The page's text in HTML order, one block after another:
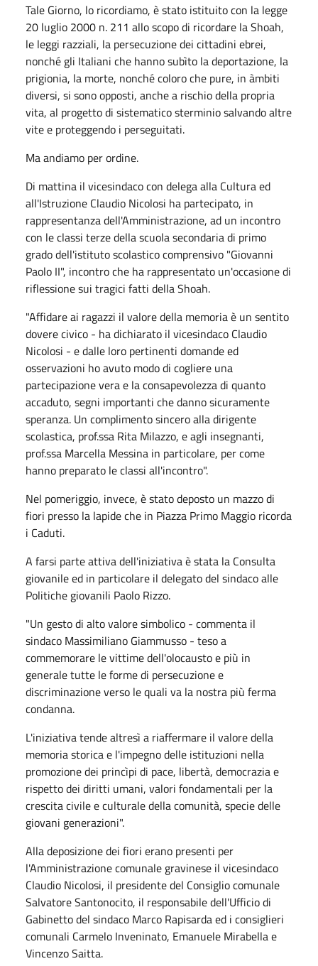
Tale Giorno, lo ricordiamo, è stato istituito con la legge
20 luglio 2000 n. 211 allo scopo di ricordare la Shoah,
le leggi razziali, la persecuzione dei cittadini ebrei,
nonché gli Italiani che hanno subìto la deportazione, la
prigionia, la morte, nonché coloro che pure, in àmbiti
diversi, si sono opposti, anche a rischio della propria
vita, al progetto di sistematico sterminio salvando altre
vite e proteggendo i perseguitati.
Ma andiamo per ordine.
Di mattina il vicesindaco con delega alla Cultura ed
all'Istruzione Claudio Nicolosi ha partecipato, in
rappresentanza dell'Amministrazione, ad un incontro
con le classi terze della scuola secondaria di primo
grado dell'istituto scolastico comprensivo "Giovanni
Paolo II", incontro che ha rappresentato un'occasione di
riflessione sui tragici fatti della Shoah.
"Affidare ai ragazzi il valore della memoria è un sentito
dovere civico - ha dichiarato il vicesindaco Claudio
Nicolosi - e dalle loro pertinenti domande ed
osservazioni ho avuto modo di cogliere una
partecipazione vera e la consapevolezza di quanto
accaduto, segni importanti che danno sicuramente
speranza. Un complimento sincero alla dirigente
scolastica, prof.ssa Rita Milazzo, e agli insegnanti,
prof.ssa Marcella Messina in particolare, per come
hanno preparato le classi all'incontro".
Nel pomeriggio, invece, è stato deposto un mazzo di
fiori presso la lapide che in Piazza Primo Maggio ricorda
i Caduti.
A farsi parte attiva dell'iniziativa è stata la Consulta
giovanile ed in particolare il delegato del sindaco alle
Politiche giovanili Paolo Rizzo.
"Un gesto di alto valore simbolico - commenta il
sindaco Massimiliano Giammusso - teso a
commemorare le vittime dell'olocausto e più in
generale tutte le forme di persecuzione e
discriminazione verso le quali va la nostra più ferma
condanna.
L'iniziativa tende altresì a riaffermare il valore della
memoria storica e l'impegno delle istituzioni nella
promozione dei princìpi di pace, libertà, democrazia e
rispetto dei diritti umani, valori fondamentali per la
crescita civile e culturale della comunità, specie delle
giovani generazioni".
Alla deposizione dei fiori erano presenti per
l'Amministrazione comunale gravinese il vicesindaco
Claudio Nicolosi, il presidente del Consiglio comunale
Salvatore Santonocito, il responsabile dell'Ufficio di
Gabinetto del sindaco Marco Rapisarda ed i consiglieri
comunali Carmelo Inveninato, Emanuele Mirabella e
Vincenzo Saitta.